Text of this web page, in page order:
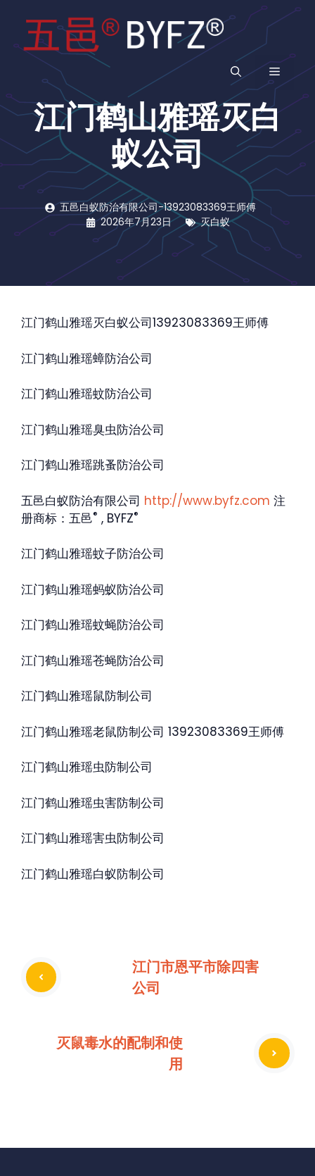
菜
单
江门鹤山雅瑶灭白
蚁公司
五邑白蚁防治有限公司-13923083369王师傅
2026年7月23日
灭白蚁
江门鹤山雅瑶灭白蚁公司13923083369王师傅
江门鹤山雅瑶蟑防治公司
江门鹤山雅瑶蚊防治公司
江门鹤山雅瑶臭虫防治公司
江门鹤山雅瑶跳蚤防治公司
五邑白蚁防治有限公司 http://www.byfz.com 注
册商标：五邑® , BYFZ®
江门鹤山雅瑶蚊子防治公司
江门鹤山雅瑶蚂蚁防治公司
江门鹤山雅瑶蚊蝇防治公司
江门鹤山雅瑶苍蝇防治公司
江门鹤山雅瑶鼠防制公司
江门鹤山雅瑶老鼠防制公司 13923083369王师傅
江门鹤山雅瑶虫防制公司
江门鹤山雅瑶虫害防制公司
江门鹤山雅瑶害虫防制公司
江门鹤山雅瑶白蚁防制公司
江门市恩平市除四害
公司
灭鼠毒水的配制和使
用